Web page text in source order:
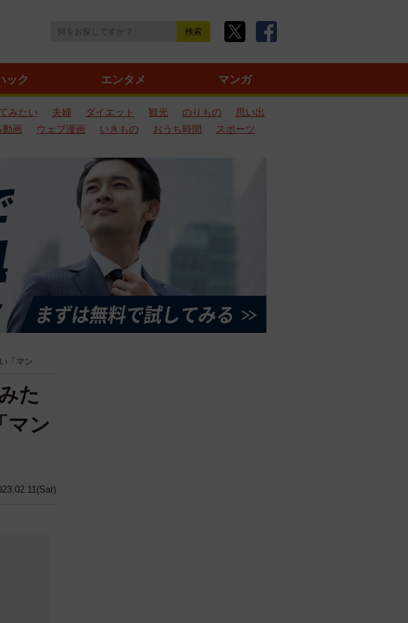
ック エンタメ マンガ
みたい 夫婦 ダイエット 観光 のりもの
思い出
動画 ウェブ漫画 いきもの おうち時間
スポーツ
「マン
た
マン